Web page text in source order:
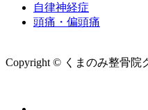
自律神経症
頭痛・偏頭痛
Copyright © くまのみ整骨院